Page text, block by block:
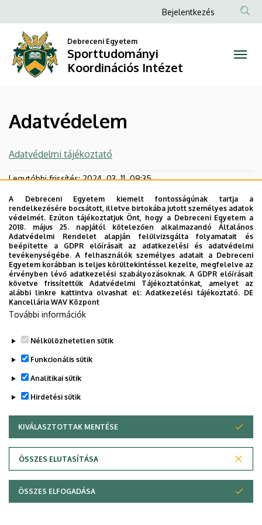
Sporttudományi
Koordinációs
Intézet
a
tartalomra
Anonim
menüje
Bejelentkezés
Debreceni Egyetem
Sporttudományi
Koordinációs Intézet
Adatvédelem
Adatvédelmi tájékoztató
Legutóbbi frissítés: 2024. 03. 11. 09:35
Adatvédelem
Copyright © 2026 Unideb
A Debreceni Egyetem kiemelt fontosságúnak tartja a
rendelkezésére bocsátott, illetve birtokába jutott személyes adatok
védelmét. Ezúton tájékoztatjuk Önt, hogy a Debreceni Egyetem a
2018. május 25. napjától kötelezően alkalmazandó Általános
Adatvédelmi Rendelet alapján felülvizsgálta folyamatait és
beépítette a GDPR előírásait az adatkezelési és adatvédelmi
tevékenységébe. A felhasználók személyes adatait a Debreceni
Egyetem korábban is teljes körültekintéssel kezelte, megfelelve az
érvényben lévő adatkezelési szabályozásoknak. A GDPR előírásait
követve frissítettük Adatvédelmi Tájékoztatónkat, amelyet az
alábbi linkre kattintva olvashat el:Adatkezelési tájékoztató. DE
Kancellária WAV Központ
További információk
Nélkülözhetetlen sütik
Funkcionális sütik
Analitikai sütik
Hirdetési sütik
KIVÁLASZTOTTAK MENTÉSE
ÖSSZES ELUTASÍTÁSA
WITHDRAW CONSENT
ÖSSZES ELFOGADÁSA